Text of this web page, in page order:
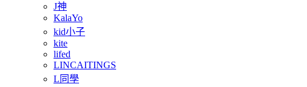
J神
KalaYo
kid小子
kite
lifed
LINCAITINGS
L同學